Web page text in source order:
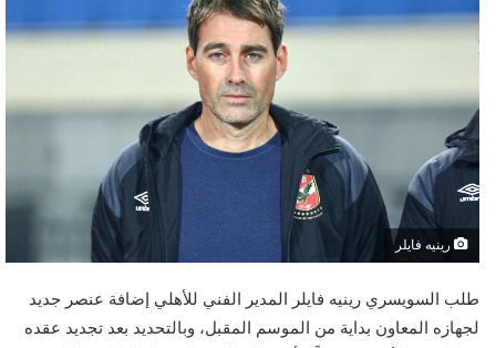
رينيه فايلر
طلب السويسري رينيه فايلر المدير الفني للأهلي إضافة عنصر جديد
لجهازه المعاون بداية من الموسم المقبل، وبالتحديد بعد تجديد عقده